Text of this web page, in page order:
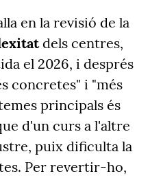
en la revisió de la
dels centres,
el 2026, i després
concretes" i "més
principals és
d'un curs a l'altre
puix dificulta la
Per revertir-ho,